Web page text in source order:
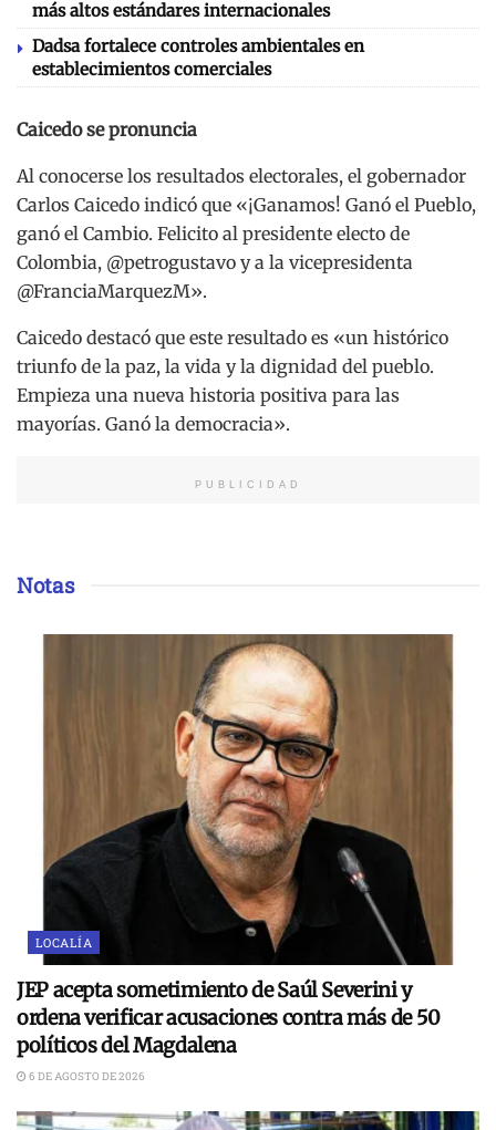
más altos estándares internacionales
Dadsa fortalece controles ambientales en
establecimientos comerciales
Caicedo se pronuncia
Al conocerse los resultados electorales, el gobernador
Carlos Caicedo indicó que «¡Ganamos! Ganó el Pueblo,
ganó el Cambio. Felicito al presidente electo de
Colombia, @petrogustavo y a la vicepresidenta
@FranciaMarquezM».
Caicedo destacó que este resultado es «un histórico
triunfo de la paz, la vida y la dignidad del pueblo.
Empieza una nueva historia positiva para las
mayorías. Ganó la democracia».
PUBLICIDAD
Notas
LOCALÍA
JEP acepta sometimiento de Saúl Severini y
ordena verificar acusaciones contra más de 50
políticos del Magdalena
6 DE AGOSTO DE 2026